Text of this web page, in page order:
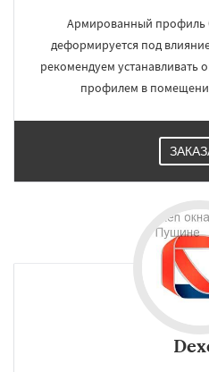
Армированный профиль
деформируется под
рекомендуем устанавливать
профилем в